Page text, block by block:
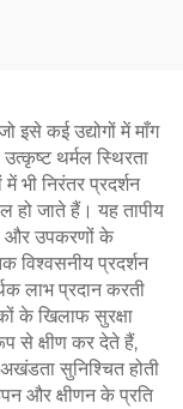
इसे कई उद्योगों में माँग
थर्मल स्थिरता
भी निरंतर प्रदर्शन
हो जाते हैं। यह तापीय
और उपकरणों के
विश्वसनीय प्रदर्शन
लाभ प्रदान करती
के खिलाफ सुरक्षा
से क्षीण कर देते हैं,
सुनिश्चित होती
और क्षीणन के प्रति